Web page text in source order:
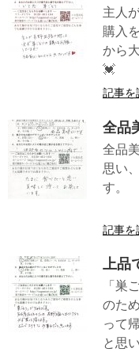
主人
購入
から
記事を
全品
全品
思い
（
記事を
上
「巣
のた
って
と